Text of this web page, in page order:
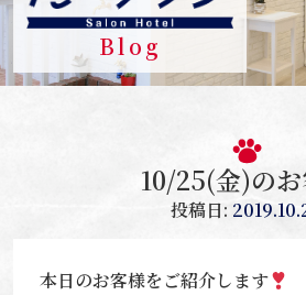
Blog
10/25(金)の
投稿日:
本日のお客様をご紹介します